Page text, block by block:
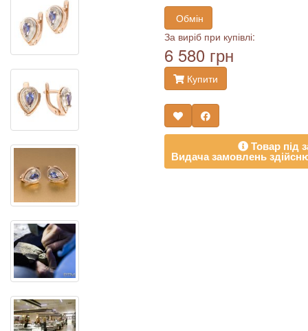
Обмін
За виріб при купівлі:
6 580 грн
Купити
Товар під
Видача замовлень